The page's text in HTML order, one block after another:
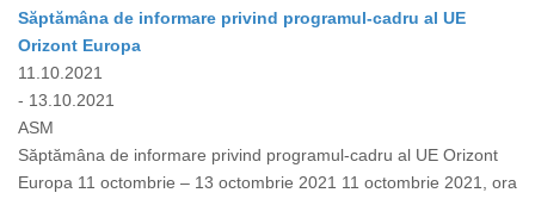
Săptămâna de informare privind programul-cadru al UE
Orizont Europa
11.10.2021
- 13.10.2021
ASM
Săptămâna de informare privind programul-cadru al UE Orizont
Europa 11 octombrie – 13 octombrie 2021 11 octombrie 2021, ora